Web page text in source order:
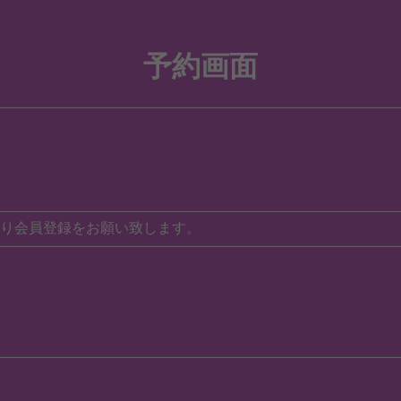
予約画面
会員登録をお願い致します。